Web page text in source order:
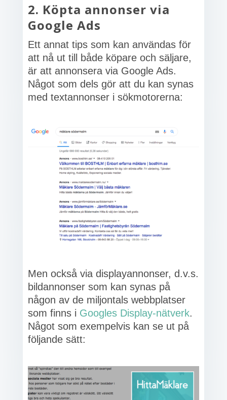
2. Köpta annonser via
Google Ads
Ett annat tips som kan användas för
att nå ut till både köpare och säljare,
är att annonsera via Google Ads.
Något som dels gör att du kan synas
med textannonser i sökmotorerna:
Men också via displayannonser, d.v.s.
bildannonser som kan synas på
någon av de miljontals webbplatser
som finns i Googles Display-nätverk.
Något som exempelvis kan se ut på
följande sätt: